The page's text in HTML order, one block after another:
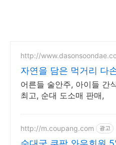
http://
자연을 담은 먹거리 다
어른들 술안주, 아이들 간
최고, 순대 도소매 판매,
http://m.coupang.com 광고